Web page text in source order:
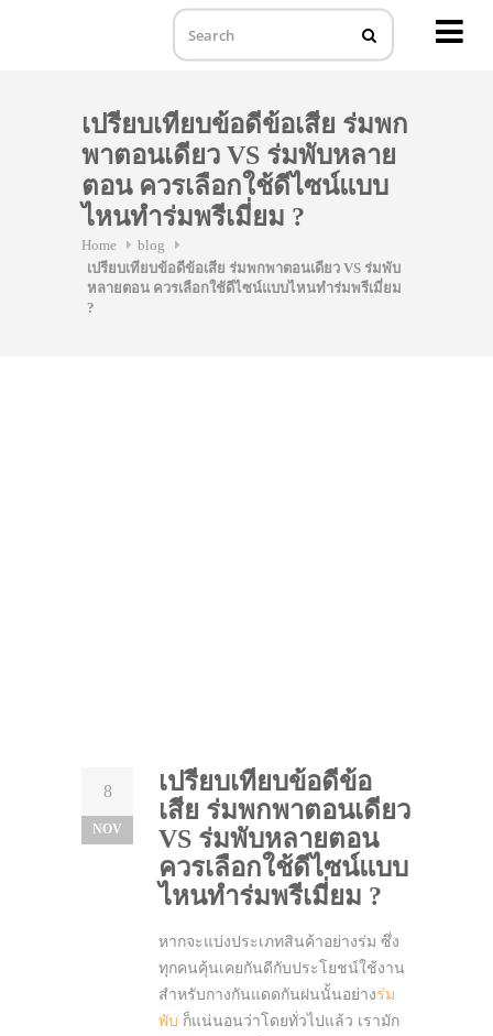
เปรียบเทียบข้อดีข้อเสีย ร่มพก
พาตอนเดียว VS ร่มพับหลาย
ตอน ควรเลือกใช้ดีไซน์แบบ
ไหนทำร่มพรีเมี่ยม ?
Home
blog
เปรียบเทียบข้อดีข้อเสีย ร่มพกพาตอนเดียว VS ร่มพับ
หลายตอน ควรเลือกใช้ดีไซน์แบบไหนทำร่มพรีเมี่ยม
?
8
NOV
เปรียบเทียบข้อดีข้อ
เสีย ร่มพกพาตอนเดียว
VS ร่มพับหลายตอน
ควรเลือกใช้ดีไซน์แบบ
ไหนทำร่มพรีเมี่ยม ?
หากจะแบ่งประเภทสินค้าอย่างร่ม ซึ่ง
ทุกคนคุ้นเคยกันดีกับประโยชน์ใช้งาน
สำหรับกางกันแดดกันฝนนั้นอย่างร่ม
พับ ก็แน่นอนว่าโดยทั่วไปแล้ว เรามัก